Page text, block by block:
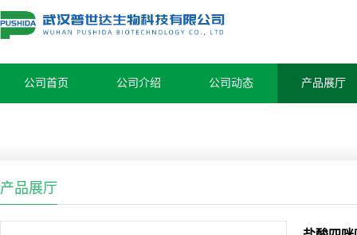
公司首页 公司介绍 公司动态 产品展厅
产品展厅